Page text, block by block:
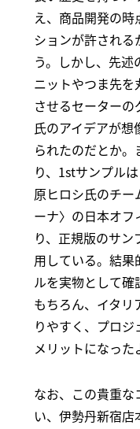
え、商品開発の
ションが許され
う。しかし、先
ニットやつま先
させるセーター
氏のアイデアが
られたのだとか
り、1stサンプル
原ヒロシ氏のチ
ーナ〉の日本オ
り、正規版のサ
用している。結果
ルを実物として
もちろん、イタリ
りやすく、プロ
メリットになった
なお、この貴重
い、伊勢丹新宿